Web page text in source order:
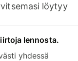
löytyy
lennosta.
yhdessä